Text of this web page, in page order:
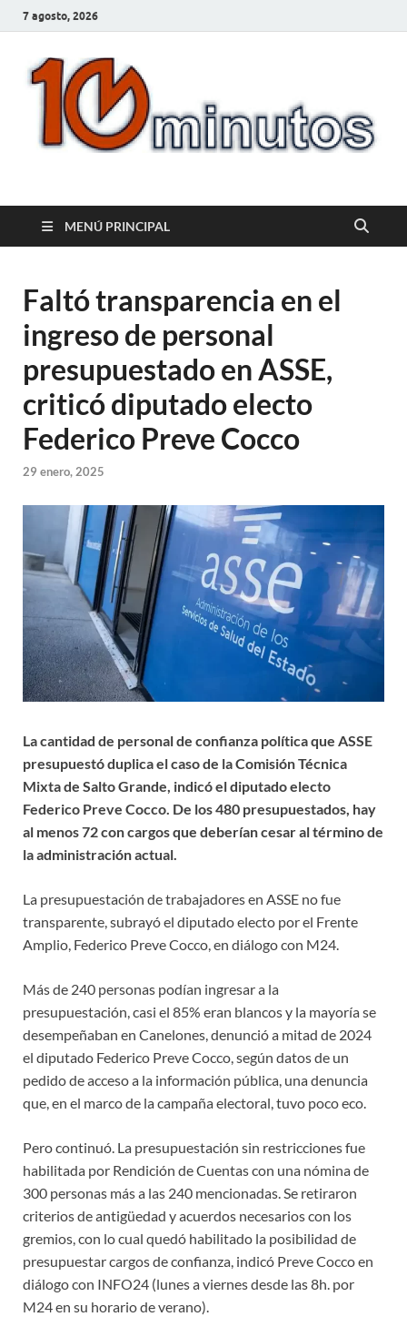
7 agosto, 2026
10minutos.com.uy
MENÚ PRINCIPAL
Faltó transparencia en el
ingreso de personal
presupuestado en ASSE,
criticó diputado electo
Federico Preve Cocco
29 enero, 2025
La cantidad de personal de confianza política que ASSE
presupuestó duplica el caso de la Comisión Técnica
Mixta de Salto Grande, indicó el diputado electo
Federico Preve Cocco. De los 480 presupuestados, hay
al menos 72 con cargos que deberían cesar al término de
la administración actual.
La presupuestación de trabajadores en ASSE no fue
transparente, subrayó el diputado electo por el Frente
Amplio, Federico Preve Cocco, en diálogo con M24.
Más de 240 personas podían ingresar a la
presupuestación, casi el 85% eran blancos y la mayoría se
desempeñaban en Canelones, denunció a mitad de 2024
el diputado Federico Preve Cocco, según datos de un
pedido de acceso a la información pública, una denuncia
que, en el marco de la campaña electoral, tuvo poco eco.
Pero continuó. La presupuestación sin restricciones fue
habilitada por Rendición de Cuentas con una nómina de
300 personas más a las 240 mencionadas. Se retiraron
criterios de antigüedad y acuerdos necesarios con los
gremios, con lo cual quedó habilitado la posibilidad de
presupuestar cargos de confianza, indicó Preve Cocco en
diálogo con INFO24 (lunes a viernes desde las 8h. por
M24 en su horario de verano).